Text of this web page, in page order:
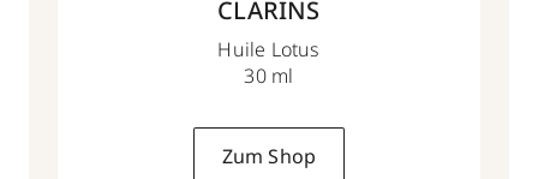
CLARINS
Huile Lotus
30 ml
Zum Shop